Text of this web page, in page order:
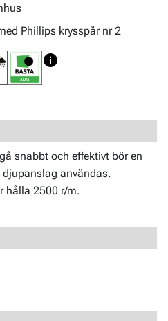
Phillips krysspår nr 2
snabbt och effektivt bör en
användas.
hålla 2500 r/m.